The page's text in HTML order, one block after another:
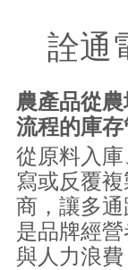
詮通
農產品從
流程的庫
從原料入
寫或反覆
商，讓多
是品牌經
與人力浪